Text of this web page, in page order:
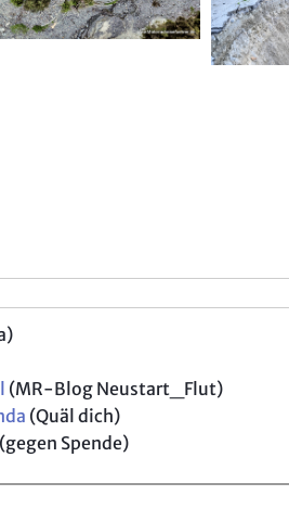
(MR-Blog Neustart_Flut)
(Quäl dich)
(gegen Spende)